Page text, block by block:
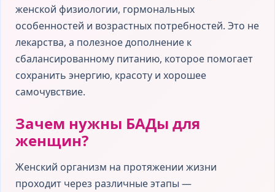
женской физиологии, гормональных
особенностей и возрастных потребностей. Это не
лекарства, а полезное дополнение к
сбалансированному питанию, которое помогает
сохранить энергию, красоту и хорошее
самочувствие.
Зачем нужны БАДы для
женщин?
Женский организм на протяжении жизни
проходит через различные этапы —